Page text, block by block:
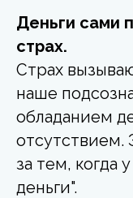
Деньги сами
страх.
Страх
наше
обладанием
отсутствием.
за тем, когда
деньги".